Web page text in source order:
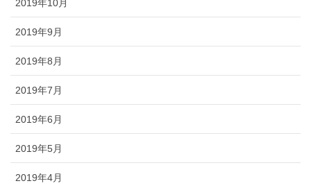
2019年10月
2019年9月
2019年8月
2019年7月
2019年6月
2019年5月
2019年4月